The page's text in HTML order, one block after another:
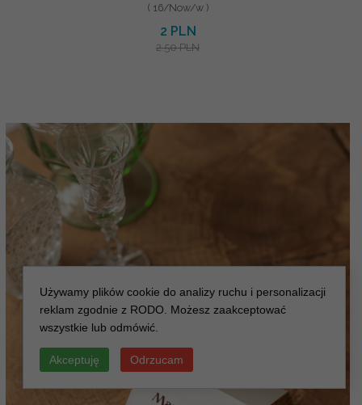
( 16/Now/w )
2 PLN
2.50 PLN
Używamy plików cookie do analizy ruchu i personalizacji
reklam zgodnie z RODO. Możesz zaakceptować
wszystkie lub odmówić.
Akceptuję Odrzucam